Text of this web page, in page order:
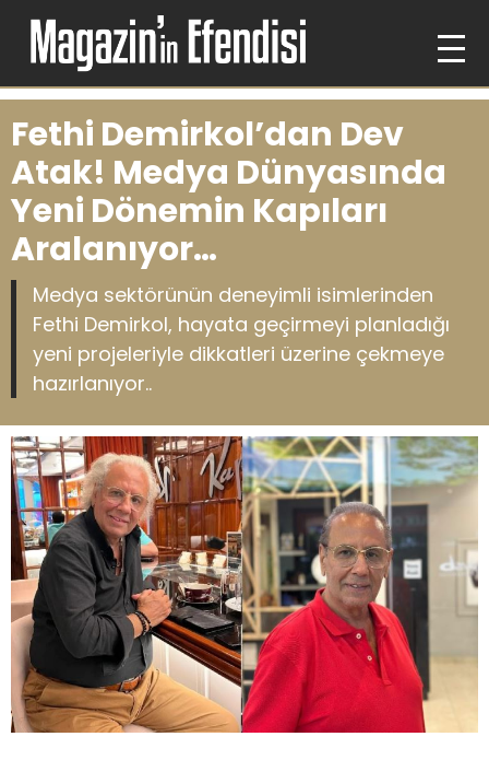
Fethi Demirkol’dan Dev
Atak! Medya Dünyasında
Yeni Dönemin Kapıları
Aralanıyor…
Medya sektörünün deneyimli isimlerinden
Fethi Demirkol, hayata geçirmeyi planladığı
yeni projeleriyle dikkatleri üzerine çekmeye
hazırlanıyor..